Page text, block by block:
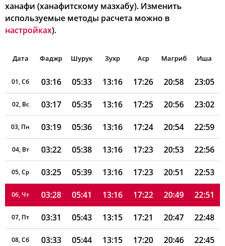
ханафи (ханафитскому мазхабу). Изменить
используемые методы расчета можно в
настройках).
Дата Фаджр Шурук Зухр Аср Магриб Иша
01, Сб 03:16 05:33 13:16 17:26 20:58 23:05
02, Вс 03:17 05:35 13:16 17:25 20:56 23:02
03, Пн 03:19 05:36 13:16 17:24 20:54 22:59
04, Вт 03:22 05:38 13:16 17:23 20:53 22:56
05, Ср 03:25 05:39 13:16 17:23 20:51 22:53
06, Чт 03:28 05:41 13:16 17:22 20:49 22:51
07, Пт 03:31 05:43 13:15 17:21 20:47 22:48
08, Сб 03:33 05:44 13:15 17:20 20:46 22:45